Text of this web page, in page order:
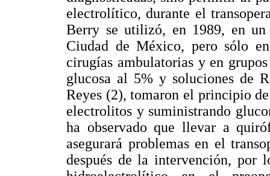
electrolítico, durante el
Berry se utilizó, en 1989, en
Ciudad de México, pero sólo
cirugías ambulatorias y en
glucosa al 5% y soluciones de
Reyes (2), tomaron el principio
electrolitos y suministrando
ha observado que llevar a
asegurará problemas en el
después de la intervención, por